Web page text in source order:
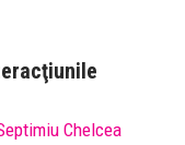
Chelcea